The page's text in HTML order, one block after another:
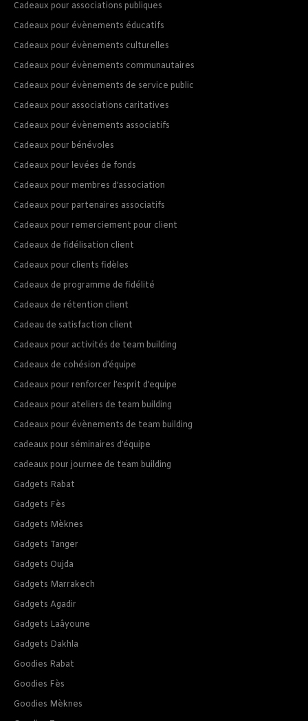
Cadeaux pour associations publiques
Cadeaux pour évènements éducatifs
Cadeaux pour évènements culturelles
Cadeaux pour évènements communautaires
Cadeaux pour évènements de service public
Cadeaux pour associations caritatives
Cadeaux pour évènements associatifs
Cadeaux pour bénévoles
Cadeaux pour levées de fonds
Cadeaux pour membres d’association
Cadeaux pour partenaires associatifs
Cadeaux pour remerciement pour client
Cadeaux de fidélisation client
Cadeaux pour clients fidèles
Cadeaux de programme de fidélité
Cadeaux de rétention client
Cadeau de satisfaction client
Cadeaux pour activités de team building
Cadeaux de cohésion d’équipe
Cadeaux pour renforcer l’esprit d’equipe
Cadeaux pour ateliers de team building
Cadeaux pour évènements de team building
cadeaux pour séminaires d’équipe
cadeaux pour journee de team building
Gadgets Rabat
Gadgets Fès
Gadgets Mèknes
Gadgets Tanger
Gadgets Oujda
Gadgets Marrakech
Gadgets Agadir
Gadgets Laâyoune
Gadgets Dakhla
Goodies Rabat
Goodies Fès
Goodies Mèknes